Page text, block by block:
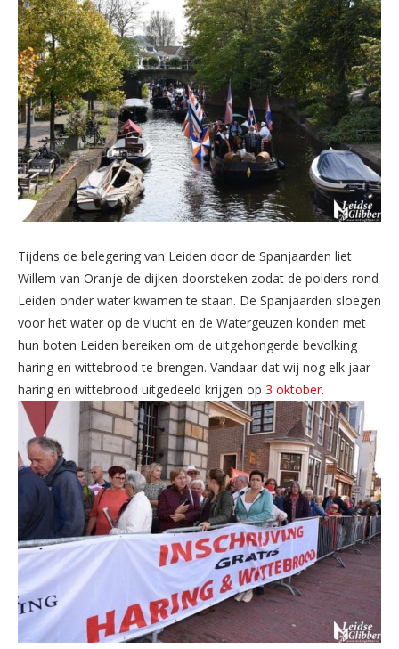
Tijdens de belegering van Leiden door de Spanjaarden liet
Willem van Oranje de dijken doorsteken zodat de polders rond
Leiden onder water kwamen te staan. De Spanjaarden sloegen
voor het water op de vlucht en de Watergeuzen konden met
hun boten Leiden bereiken om de uitgehongerde bevolking
haring en wittebrood te brengen. Vandaar dat wij nog elk jaar
haring en wittebrood uitgedeeld krijgen op 3 oktober.